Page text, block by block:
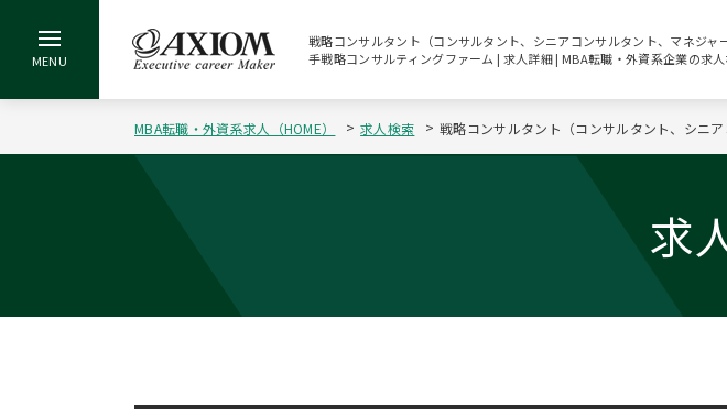
戦略コンサルタント（コンサルタント、シニアコンサルタント、マネジャ
手戦略コンサルティングファーム | 求人詳細 | MBA転職・外資系企業の求
MBA転職・外資系求人（HOME） 求人検索 戦略コンサルタント（コンサルタント、シニ
求